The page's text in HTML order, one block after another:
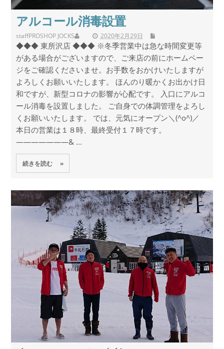
アルコール消毒設置
staff 2020年2月29日
PROSHOP JOCKS
◆◆◆ 東所沢店 ◆◆◆ ※冬季営業中は急な時間変更等
がある場合がございますので、ご来店の前にホームペー
ジをご確認くださいませ。お手数をおかけいたしますが
よろしくお願いいたします。 ほんのり暖かくお出かけ日
和ですが、新型コロナの影響が心配です。 入口にアルコ
ール消毒を設置しました。 ご自身での体調管理をよろし
くお願いいたします。 では、元気にオープン＼(^o^)／
本日の営業は１８時、最終受付１７時です。
———————& ...
続きを読む »